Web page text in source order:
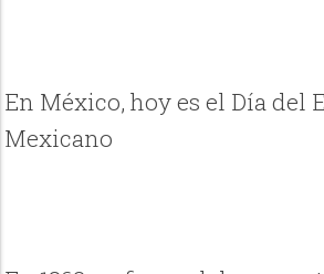
En México, hoy es el Día del
Mexicano